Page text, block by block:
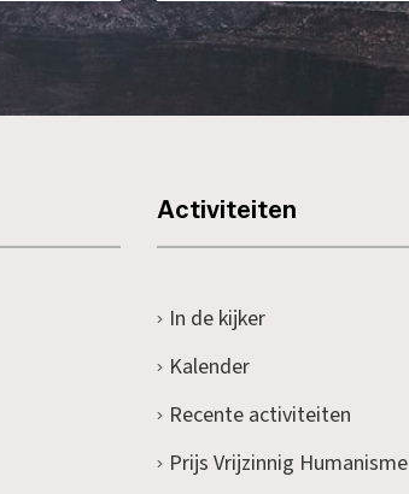
Activiteiten
In de kijker
Kalender
Recente activiteiten
Prijs Vrijzinnig Humanisme